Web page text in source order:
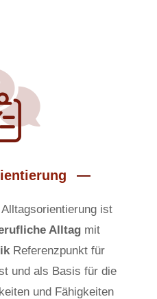
ist
Alltagmit
Referenzpunkt für
und als Basis für die
und Fähigkeiten